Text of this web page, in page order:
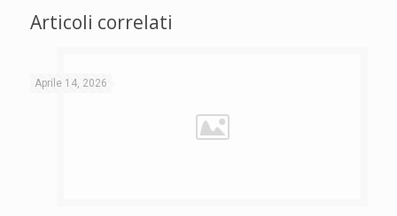
Articoli correlati
Aprile 14, 2026